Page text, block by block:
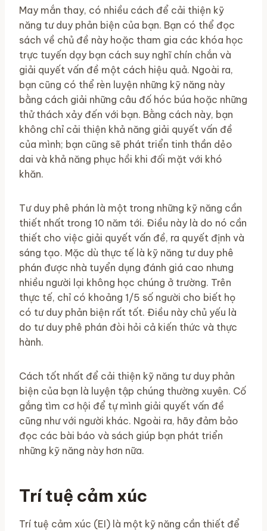
May mắn thay, có nhiều cách để cải thiện kỹ
năng tư duy phản biện của bạn. Bạn có thể đọc
sách về chủ đề này hoặc tham gia các khóa học
trực tuyến dạy bạn cách suy nghĩ chín chắn và
giải quyết vấn đề một cách hiệu quả. Ngoài ra,
bạn cũng có thể rèn luyện những kỹ năng này
bằng cách giải những câu đố hóc búa hoặc những
thử thách xảy đến với bạn. Bằng cách này, bạn
không chỉ cải thiện khả năng giải quyết vấn đề
của mình; bạn cũng sẽ phát triển tinh thần dẻo
dai và khả năng phục hồi khi đối mặt với khó
khăn.
Tư duy phê phán là một trong những kỹ năng cần
thiết nhất trong 10 năm tới. Điều này là do nó cần
thiết cho việc giải quyết vấn đề, ra quyết định và
sáng tạo. Mặc dù thực tế là kỹ năng tư duy phê
phán được nhà tuyển dụng đánh giá cao nhưng
nhiều người lại không học chúng ở trường. Trên
thực tế, chỉ có khoảng 1/5 số người cho biết họ
có tư duy phản biện rất tốt. Điều này chủ yếu là
do tư duy phê phán đòi hỏi cả kiến ​​thức và thực
hành.
Cách tốt nhất để cải thiện kỹ năng tư duy phản
biện của bạn là luyện tập chúng thường xuyên. Cố
gắng tìm cơ hội để tự mình giải quyết vấn đề
cũng như với người khác. Ngoài ra, hãy đảm bảo
đọc các bài báo và sách giúp bạn phát triển
những kỹ năng này hơn nữa.
Trí tuệ cảm xúc
Trí tuệ cảm xúc (EI) là một kỹ năng cần thiết để